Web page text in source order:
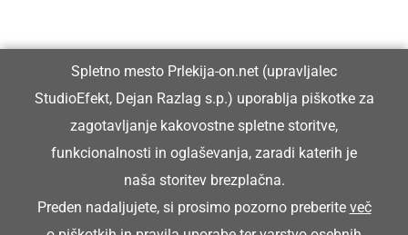
Glavni in odgovorni urednik:
Dejan Razlag
info@prlekija-on.net
Spletno mesto Prlekija-on.net (upravljalec
StudioEfekt, Dejan Razlag s.p.) uporablja piškotke za
zagotavljanje kakovostne spletne storitve,
funkcionalnosti in oglaševanja, zaradi katerih je
naša storitev brezplačna.
Preden nadaljujete, si prosimo pozorno preberite več